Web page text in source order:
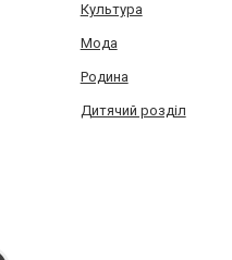
Культура
Мода
Родина
Дитячий розділ